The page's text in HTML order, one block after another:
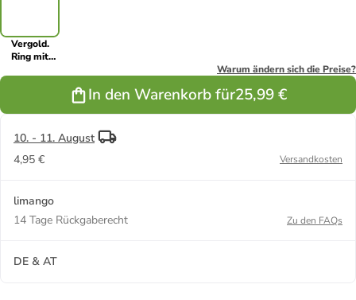
Vergold.
Ring mit
Warum ändern sich die Preise?
In den Warenkorb für25,99 €
10. - 11. August
4,95 €
Versandkosten
limango
14 Tage Rückgaberecht
Zu den FAQs
DE & AT